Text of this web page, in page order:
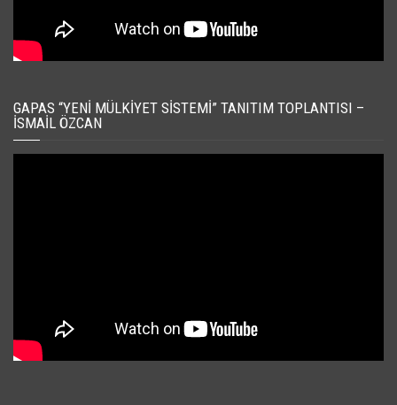
GAPAS “YENI MÜLKIYET SISTEMI” TANITIM TOPLANTISI –
İSMAIL ÖZCAN